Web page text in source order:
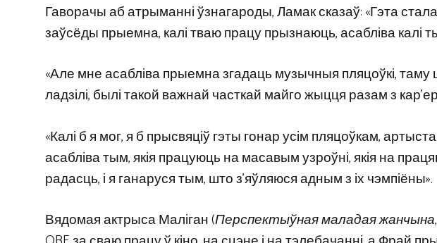
Гаворачы аб атрыманні ўзнагароды, Ламак сказаў: «Гэта
заўсёды прыемна, калі тваю працу прызнаюць, асабліва калі
«Але мне асабліва прыемна згадаць музычныя пляцоўкі, таму
ладзілі, былі такой важнай часткай майго жыцця разам з
«Калі б я мог, я б прысвяціў гэты гонар усім пляцоўкам,
асабліва тым, якія працуюць на масавым узроўні, якія на
радасць, і я ганаруся тым, што з’яўляюся адным з іх чэмпіёны».
Вядомая актрыса Маліган (Перспектыўная маладая жанчына